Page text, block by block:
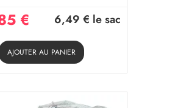
€ 6,49 € le sac
AJOUTER AU PANIER